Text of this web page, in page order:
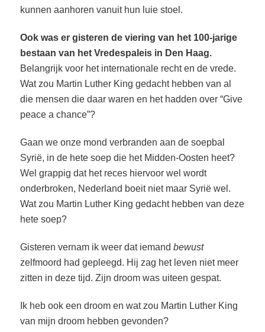
kunnen aanhoren vanuit hun luie stoel.
Ook was er gisteren de viering van het 100-jarige
bestaan van het Vredespaleis in Den Haag.
Belangrijk voor het internationale recht en de vrede.
Wat zou Martin Luther King gedacht hebben van al
die mensen die daar waren en het hadden over “Give
peace a chance”?
Gaan we onze mond verbranden aan de soepbal
Syrië, in de hete soep die het Midden-Oosten heet?
Wel grappig dat het reces hiervoor wel wordt
onderbroken, Nederland boeit niet maar Syrië wel.
Wat zou Martin Luther King gedacht hebben van deze
hete soep?
Gisteren vernam ik weer dat iemandbewust
zelfmoord had gepleegd. Hij zag het leven niet meer
zitten in deze tijd. Zijn droom was uiteen gespat.
Ik heb ook een droom en wat zou Martin Luther King
van mijn droom hebben gevonden?